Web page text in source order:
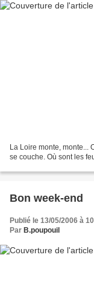
La Loire monte, monte...
se couche. Où sont les
Bon week-end
Publié le 13/05/2006 à
Par B.poupouil